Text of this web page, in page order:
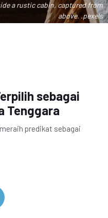
a rustic cabin, captured from
above. .pexels
sebagai
Tenggara
predikat sebagai